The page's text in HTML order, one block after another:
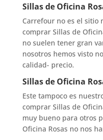
Sillas de Oficina
Carrefour no es el sitio
comprar Sillas de
no suelen tener gran
nosotros hemos visto
calidad- precio.
Sillas de Oficina
Este tampoco es
comprar Sillas de
muy bueno para otros
Oficina Rosas no nos